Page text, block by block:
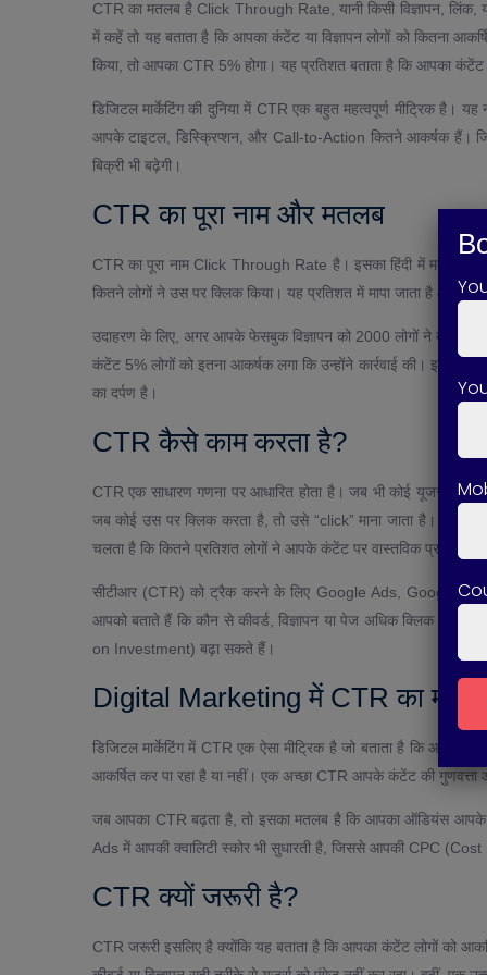
CTR का मतलब है Click Through Rate, यानी किसी विज्ञापन,
में कहें तो यह बताता है कि आपका कंटेंट या विज्ञापन लोगों को कितना
किया, तो आपका CTR 5% होगा। यह प्रतिशत बताता है कि आपका
डिजिटल मार्केटिंग की दुनिया में CTR एक बहुत महत्वपूर्ण मीट्रिक है।
आपके टाइटल, डिस्क्रिप्शन, और Call-to-Action कितने आकर्षक हैं।
बिक्री भी बढ़ेगी।
CTR का पूरा नाम और मतलब
CTR का पूरा नाम Click Through Rate है। इसका हिंदी में मतलब
कितने लोगों ने उस पर क्लिक किया। यह प्रतिशत में मापा जाता है और यह
उदाहरण के लिए, अगर आपके फेसबुक विज्ञापन को 2000 लोगों ने देखा
कंटेंट 5% लोगों को इतना आकर्षक लगा कि उन्होंने कार्रवाई की।
का दर्पण है।
CTR कैसे काम करता है?
CTR एक साधारण गणना पर आधारित होता है। जब भी कोई यूजर आपके
जब कोई उस पर क्लिक करता है, तो उसे “click” माना जाता है। CTR
चलता है कि कितने प्रतिशत लोगों ने आपके कंटेंट पर वास्तविक प्रतिक्रिया
सीटीआर (CTR) को ट्रैक करने के लिए Google Ads, Google
आपको बताते हैं कि कौन से कीवर्ड, विज्ञापन या पेज अधिक क्लिक ला
on Investment) बढ़ा सकते हैं।
Digital Marketing में CTR का महत्व
डिजिटल मार्केटिंग में CTR एक ऐसा मीट्रिक है जो बताता है कि आपका
आकर्षित कर पा रहा है या नहीं। एक अच्छा CTR आपके कंटेंट की गुणवत्ता
जब आपका CTR बढ़ता है, तो इसका मतलब है कि आपका ऑडियंस आपके
Ads में आपकी क्वालिटी स्कोर भी सुधारती है, जिससे आपकी CPC
CTR क्यों जरूरी है?
CTR जरूरी इसलिए है क्योंकि यह बताता है कि आपका कंटेंट लोगों को